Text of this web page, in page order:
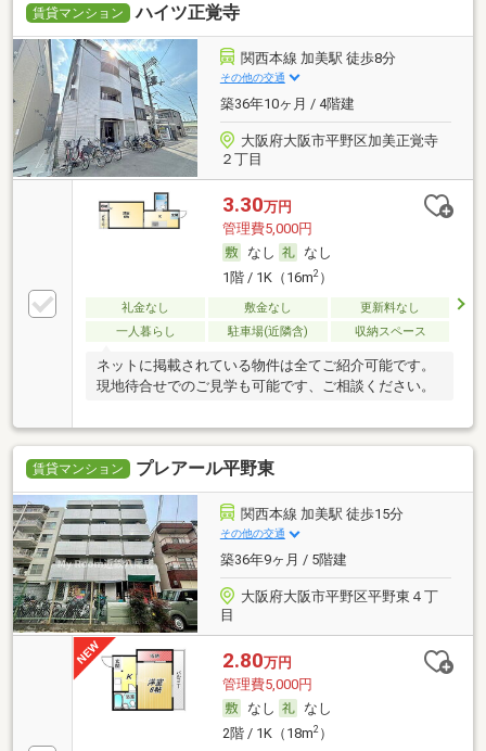
賃貸マンション ハイツ正覚寺
関西本線 加美駅 徒歩8分
その他の交通
築36年10ヶ月 / 4階建
大阪府大阪市平野区加美正覚寺
２丁目
3.30万円
管理費5,000円
なし
なし
1階 / 1K（16m2）
礼金なし 敷金なし
更新料なし
一人暮らし
駐車場(近隣含) 収納スペース
ネットに掲載されている物件は全てご紹介可能です。
現地待合せでのご見学も可能です、ご相談ください。
賃貸マンション プレアール平野東
関西本線 加美駅 徒歩15分
その他の交通
築36年9ヶ月 / 5階建
大阪府大阪市平野区平野東４丁
目
2.80万円
管理費5,000円
なし
なし
2階 / 1K（18m2）